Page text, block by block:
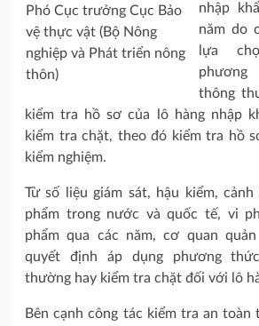
Phó Cục trưởng Cục Bảo
vệ thực vật (Bộ Nông
nghiệp và Phát triển nông
thôn)
nhập
năm do
lựa
thông
kiểm tra hồ sơ của lô hàng nhập
kiểm tra chặt, theo đó kiểm tra hồ
kiểm nghiệm.
Từ số liệu giám sát, hậu kiểm,
phẩm trong nước và quốc tế, vi
phẩm qua các năm, cơ quan
quyết định áp dụng phương
thường hay kiểm tra chặt đối với lô
Bên cạnh công tác kiểm tra an